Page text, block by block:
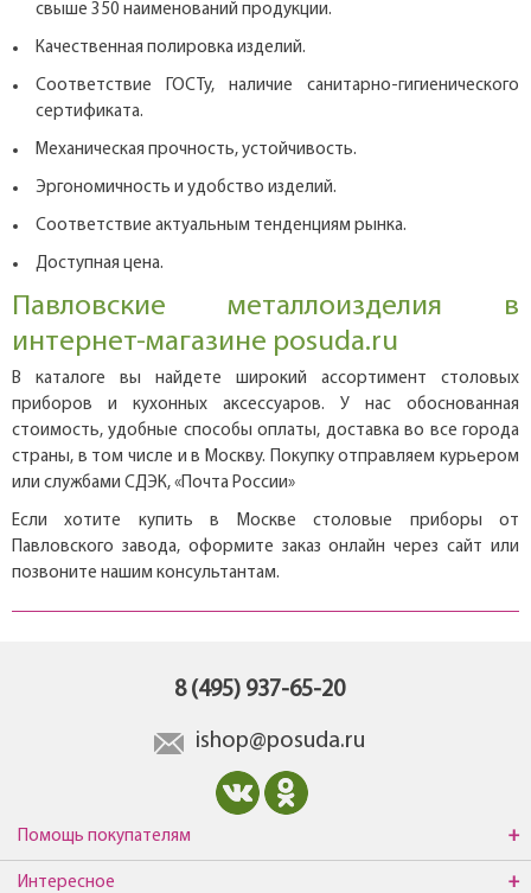
свыше 350 наименований продукции.
Качественная полировка изделий.
Соответствие ГОСТу, наличие санитарно-гигиенического
сертификата.
Механическая прочность, устойчивость.
Эргономичность и удобство изделий.
Соответствие актуальным тенденциям рынка.
Доступная цена.
Павловские металлоизделия в
интернет-магазине posuda.ru
В каталоге вы найдете широкий ассортимент столовых
приборов и кухонных аксессуаров. У нас обоснованная
стоимость, удобные способы оплаты, доставка во все города
страны, в том числе и в Москву. Покупку отправляем курьером
или службами СДЭК, «Почта России»
Если хотите купить в Москве столовые приборы от
Павловского завода, оформите заказ онлайн через сайт или
позвоните нашим консультантам.
8 (495) 937-65-20
ishop@posuda.ru
Помощь покупателям
Интересное